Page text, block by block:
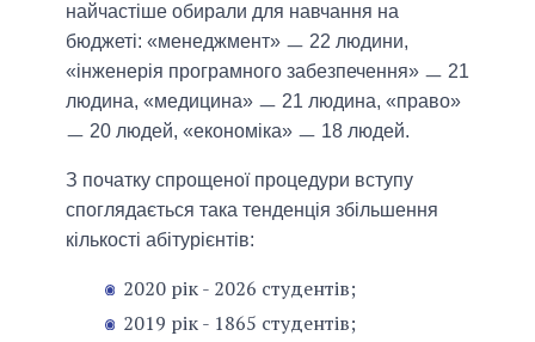
найчастіше обирали для навчання на
бюджеті: «менеджмент» ㅡ 22 людини,
«інженерія програмного забезпечення» ㅡ 21
людина, «медицина» ㅡ 21 людина, «право»
ㅡ 20 людей, «економіка» ㅡ 18 людей.
З початку спрощеної процедури вступу
споглядається така тенденція збільшення
кількості абітурієнтів:
2020 рік - 2026 студентів;
2019 рік - 1865 студентів;